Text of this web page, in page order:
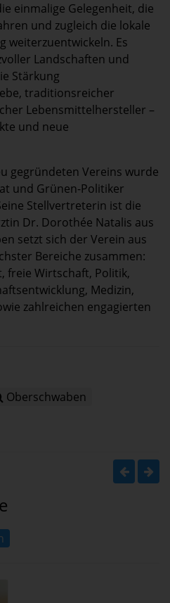
einmalige Gelegenheit, die
und zugleich die lokale
weiterzuentwickeln. Es
Landschaften und
Stärkung
traditionsreicher
Lebensmittelhersteller –
und neue
gegründeten Vereins wurde
und Grünen-Politiker
Stellvertreterin ist die
Dr. Dorothée Natalis aus
setzt sich der Verein aus
Bereiche zusammen:
freie Wirtschaft, Politik,
Medizin,
zahlreichen engagierten
Oberschwaben